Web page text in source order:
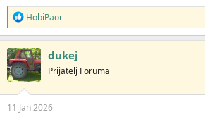
R
e
a
g
o
v
a
n
j
HobiPaor
dukej
Prijatelj Foruma
11 Jan 2026